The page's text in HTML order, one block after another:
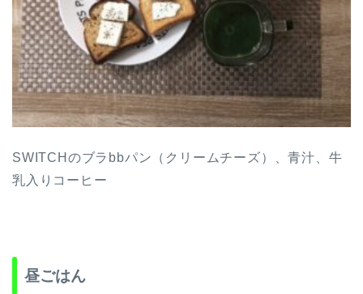
SWITCHのブラbbパン（クリームチーズ）、青汁、牛
乳入りコーヒー
昼ごはん